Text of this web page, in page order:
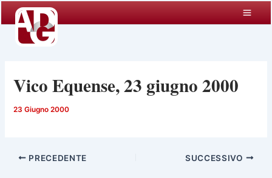
contenuto
Vico Equense, 23 giugno 2000
23 Giugno 2000
PRECEDENTE SUCCESSIVO